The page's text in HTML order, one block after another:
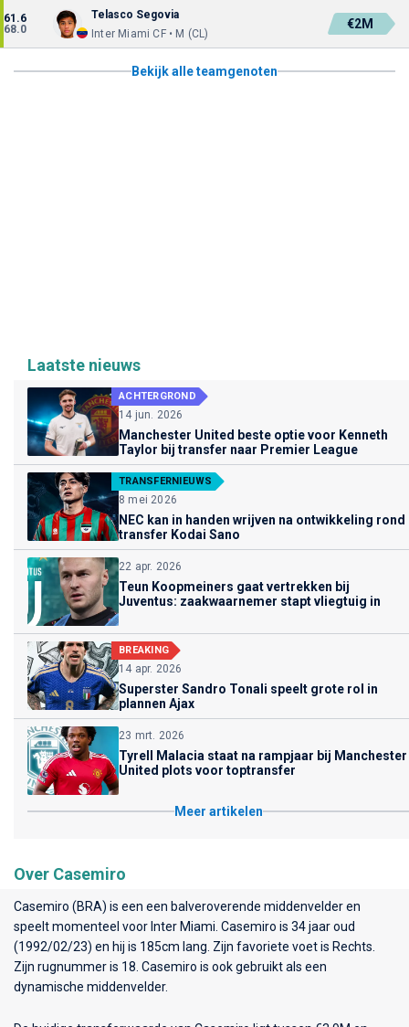
61.6
68.0
Telasco Segovia
Inter Miami CF • M (CL)
€2M
Bekijk alle teamgenoten
Laatste nieuws
ACHTERGROND
14 jun. 2026
Manchester United beste optie voor Kenneth
Taylor bij transfer naar Premier League
TRANSFERNIEUWS
8 mei 2026
NEC kan in handen wrijven na ontwikkeling rond
transfer Kodai Sano
22 apr. 2026
Teun Koopmeiners gaat vertrekken bij
Juventus: zaakwaarnemer stapt vliegtuig in
BREAKING
14 apr. 2026
Superster Sandro Tonali speelt grote rol in
plannen Ajax
23 mrt. 2026
Tyrell Malacia staat na rampjaar bij Manchester
United plots voor toptransfer
Meer artikelen
Over Casemiro
Casemiro (BRA) is een een balveroverende middenvelder en
speelt momenteel voor Inter Miami . Casemiro is 34 jaar oud
(1992/02/23) en hij is 185cm lang. Zijn favoriete voet is Rechts.
Zijn rugnummer is 18. Casemiro is ook gebruikt als een
dynamische middenvelder.